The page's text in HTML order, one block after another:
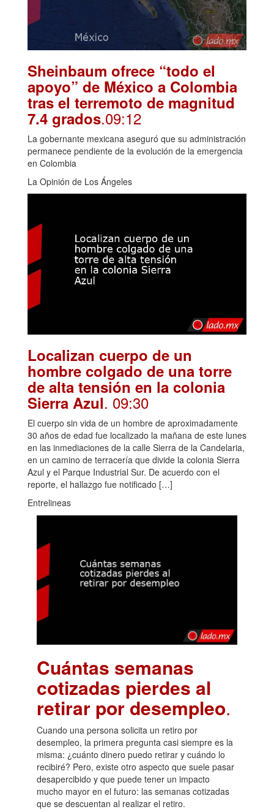
Sheinbaum ofrece “todo el
apoyo” de México a Colombia
tras el terremoto de magnitud
7.4 grados.09:12
La gobernante mexicana aseguró que su administración
permanece pendiente de la evolución de la emergencia
en Colombia
La Opinión de Los Ángeles
Localizan cuerpo de un
hombre colgado de una torre
de alta tensión en la colonia
Sierra Azul. 09:30
El cuerpo sin vida de un hombre de aproximadamente
30 años de edad fue localizado la mañana de este lunes
en las inmediaciones de la calle Sierra de la Candelaria,
en un camino de terracería que divide la colonia Sierra
Azul y el Parque Industrial Sur. De acuerdo con el
reporte, el hallazgo fue notificado […]
Entrelineas
Cuántas semanas
cotizadas pierdes al
retirar por desempleo.
Cuando una persona solicita un retiro por
desempleo, la primera pregunta casi siempre es la
misma: ¿cuánto dinero puedo retirar y cuándo lo
recibiré? Pero, existe otro aspecto que suele pasar
desapercibido y que puede tener un impacto
mucho mayor en el futuro: las semanas cotizadas
que se descuentan al realizar el retiro.